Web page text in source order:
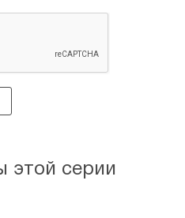
этой серии